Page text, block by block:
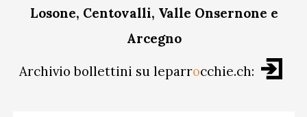
Losone, Centovalli, Valle Onsernone e
Arcegno
Archivio bollettini su leparrocchie.ch: